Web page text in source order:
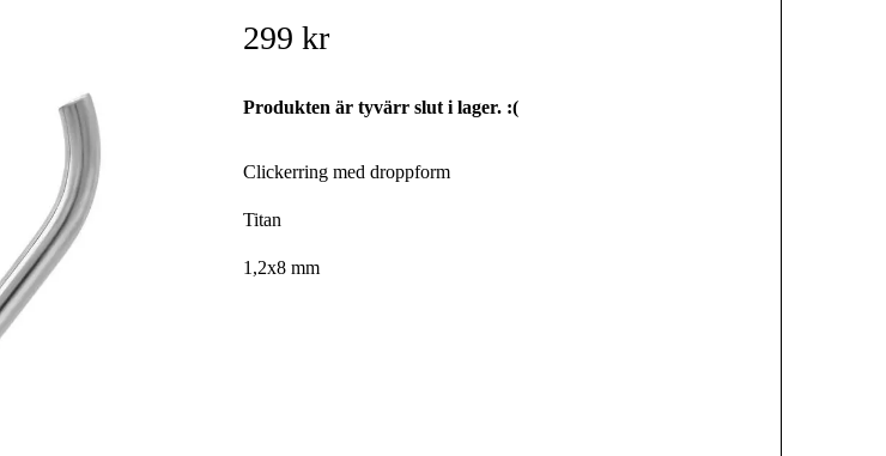
299 kr
Produkten är tyvärr slut i lager. :(
Clickerring med droppform
Titan
1,2x8 mm